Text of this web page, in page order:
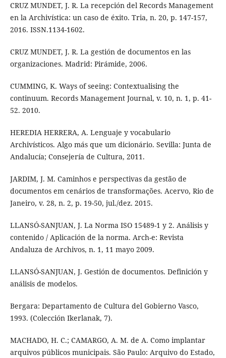
CRUZ MUNDET, J. R. La recepción del Records Management
en la Archivística: un caso de éxito. Tria, n. 20, p. 147-157,
2016. ISSN.1134-1602.
CRUZ MUNDET, J. R. La gestión de documentos en las
organizaciones. Madrid: Pirámide, 2006.
CUMMING, K. Ways of seeing: Contextualising the
continuum. Records Management Journal, v. 10, n. 1, p. 41-
52. 2010.
HEREDIA HERRERA, A. Lenguaje y vocabulario
Archivísticos. Algo más que um dicionário. Sevilla: Junta de
Andalucía; Consejería de Cultura, 2011.
JARDIM, J. M. Caminhos e perspectivas da gestão de
documentos em cenários de transformações. Acervo, Rio de
Janeiro, v. 28, n. 2, p. 19-50, jul./dez. 2015.
LLANSÓ-SANJUAN, J. La Norma ISO 15489-1 y 2. Análisis y
contenido / Aplicación de la norma. Arch-e: Revista
Andaluza de Archivos, n. 1, 11 mayo 2009.
LLANSÓ-SANJUAN, J. Gestión de documentos. Definición y
análisis de modelos.
Bergara: Departamento de Cultura del Gobierno Vasco,
1993. (Colección Ikerlanak, 7).
MACHADO, H. C.; CAMARGO, A. M. de A. Como implantar
arquivos públicos municipais. São Paulo: Arquivo do Estado,